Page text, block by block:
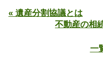
« 遺産分割協議とは
不動産の相
一